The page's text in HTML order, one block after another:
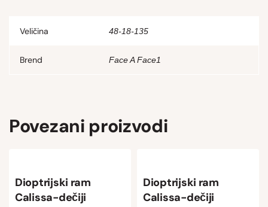
Veličina 48-18-135
Brend Face A Face1
Povezani proizvodi
Dioptrijski ram
Calissa-dečiji
Dioptrijski ram
Calissa-dečiji